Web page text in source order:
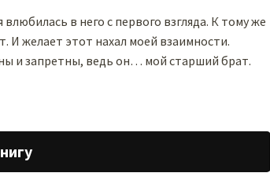
в него с первого взгляда. К тому же
И желает этот нахал моей взаимности.
и запретны, ведь он… мой старший брат.